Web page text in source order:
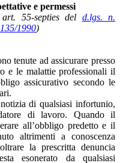
e permessi
55-septies del d.lgs. n.
1990)
tenute ad assicurare presso
e le malattie professionali il
assicurativo secondo le
di qualsiasi infortunio,
di lavoro. Quando il
all’obbligo predetto e il
altrimenti a conoscenza
la prescritta denuncia
esonerato da qualsiasi